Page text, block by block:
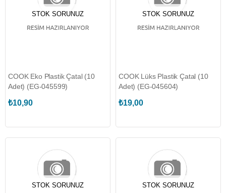
STOK SORUNUZ
COOK Eko Plastik Çatal (10
Adet) (EG-045599)
₺10,90
STOK SORUNUZ
COOK Lüks Plastik Çatal (10
Adet) (EG-045604)
₺19,00
STOK SORUNUZ STOK SORUNUZ